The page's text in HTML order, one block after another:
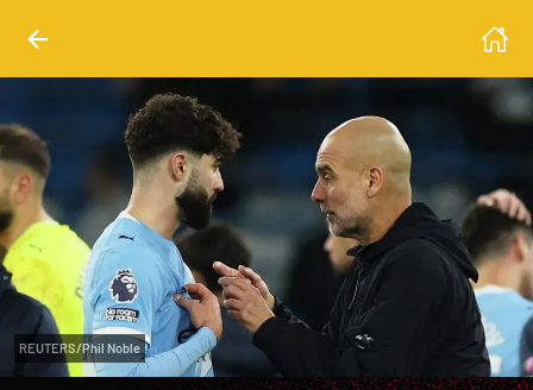
REUTERS/Phil Noble